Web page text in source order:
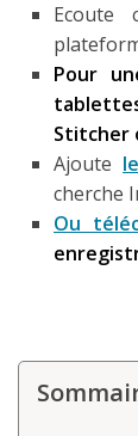
Ecoute
Pour
Stitcher
Ajoute
cherche
Ou